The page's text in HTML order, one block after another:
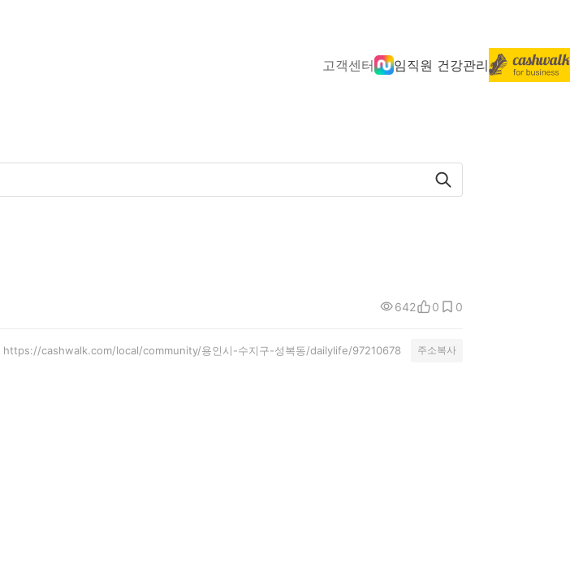
고객센터 임직원 건강관리
642 0 0
https://cashwalk.com/local/community/용인시-수지구-성복동/dailylife/97210678 주소복사